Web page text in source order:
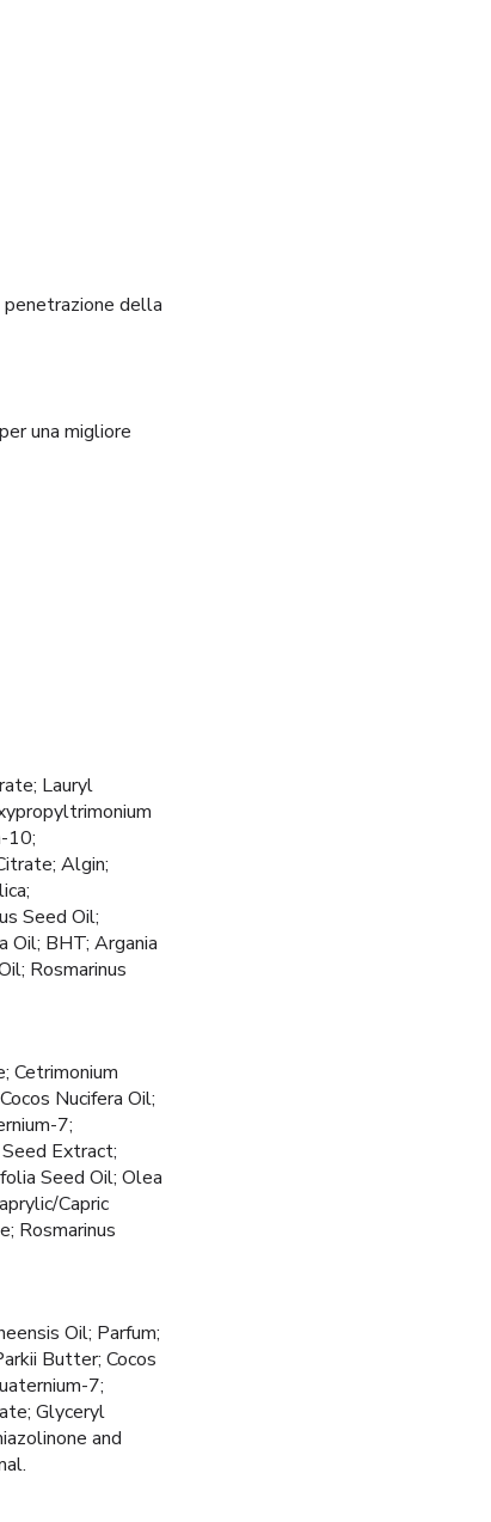
penetrazione della
una migliore
Lauryl
10;
Algin;
Seed Oil;
Oil; BHT; Argania
Rosmarinus
Cetrimonium
Nucifera Oil;
7;
Extract;
Seed Oil; Olea
Capric
Rosmarinus
Oil; Parfum;
Butter; Cocos
7;
Glyceryl
and